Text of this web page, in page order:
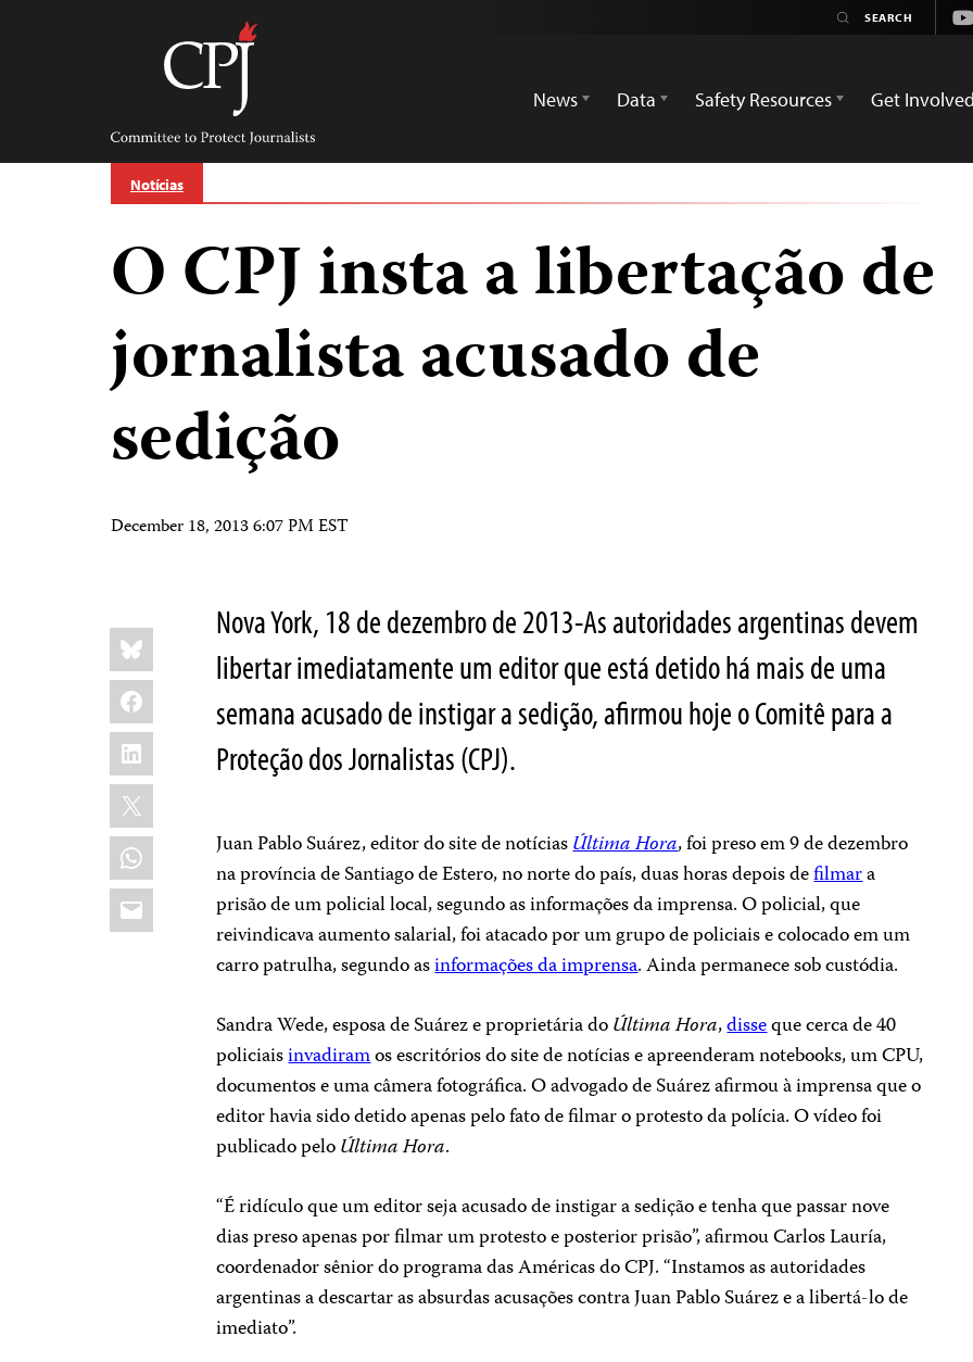
Committee
Protect
Journalists
News
Data Safety Resources Get Involved
Notícias
O CPJ insta a libertação de
jornalista acusado de
sedição
December 18, 2013 6:07 PM EST
Share
this:
Bluesky
Facebook
LinkedIn
X
WhatsApp
Email
Nova York, 18 de dezembro de 2013-As autoridades argentinas devem
libertar imediatamente um editor que está detido há mais de uma
semana acusado de instigar a sedição, afirmou hoje o Comitê para a
Proteção dos Jornalistas (CPJ).
Juan Pablo Suárez, editor do site de notíciasÚltima Hora, foi preso em 9 de dezembro
na província de Santiago de Estero, no norte do país, duas horas depois defilmara
prisão de um policial local, segundo as informações da imprensa. O policial, que
reivindicava aumento salarial, foi atacado por um grupo de policiais e colocado em um
carro patrulha, segundo asinformações da imprensa. Ainda permanece sob custódia.
Sandra Wede, esposa de Suárez e proprietária doÚltima Hora,disseque cerca de 40
policiaisinvadiramos escritórios do site de notícias e apreenderam notebooks, um CPU,
documentos e uma câmera fotográfica. O advogado de Suárez afirmou à imprensa que o
editor havia sido detido apenas pelo fato de filmar o protesto da polícia. O vídeo foi
publicado peloÚltima Hora.
“É ridículo que um editor seja acusado de instigar a sedição e tenha que passar nove
dias preso apenas por filmar um protesto e posterior prisão”, afirmou Carlos Lauría,
coordenador sênior do programa das Américas do CPJ. “Instamos as autoridades
argentinas a descartar as absurdas acusações contra Juan Pablo Suárez e a libertá-lo de
imediato”.